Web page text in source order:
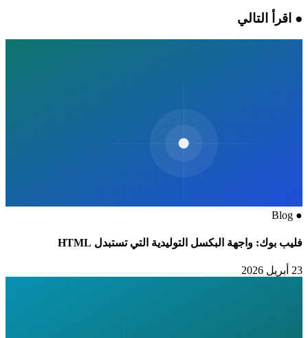
●اقرأ التالي
●
Blog
فليب بوك: واجهة البكسل التوليدية التي تستبدل HTML
23 أبريل 2026